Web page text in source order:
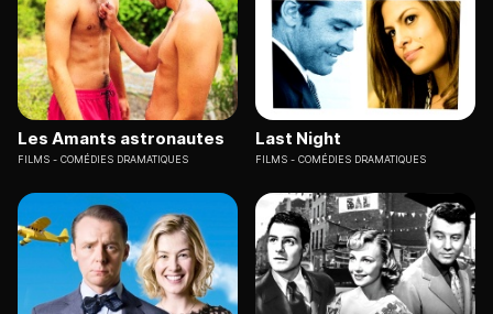
Les Amants astronautes
FILMS COMÉDIES DRAMATIQUES
Last Night
FILMS COMÉDIES DRAMATIQUES